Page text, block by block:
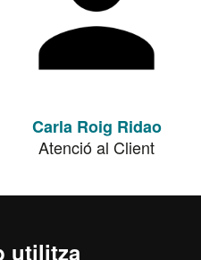
utilitza
Carla Roig Ridao
Atenció al Client